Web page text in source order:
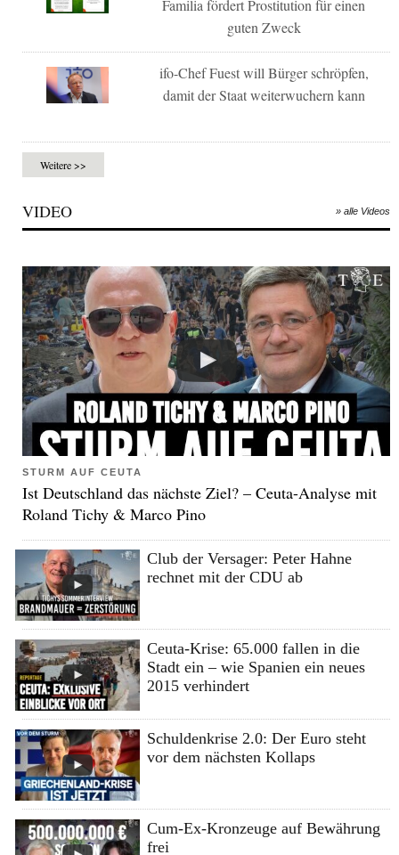
Familia fördert Prostitution für einen
guten Zweck
ifo-Chef Fuest will Bürger schröpfen,
damit der Staat weiterwuchern kann
Weitere >>
VIDEO » alle Videos
STURM AUF CEUTA
Ist Deutschland das nächste Ziel? – Ceuta-Analyse mit
Roland Tichy & Marco Pino
Club der Versager: Peter Hahne
rechnet mit der CDU ab
Ceuta-Krise: 65.000 fallen in die
Stadt ein – wie Spanien ein neues
2015 verhindert
Schuldenkrise 2.0: Der Euro steht
vor dem nächsten Kollaps
Cum-Ex-Kronzeuge auf Bewährung
frei